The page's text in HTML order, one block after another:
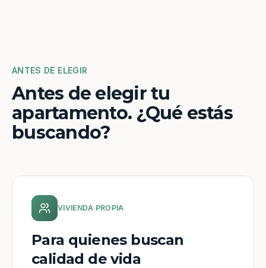
ANTES DE ELEGIR
Antes de elegir tu
apartamento. ¿Qué estás
buscando?
VIVIENDA PROPIA
Para quienes buscan
calidad de vida